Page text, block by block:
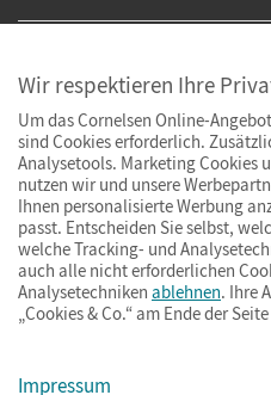
© Cornelsen Verlag 2026
ImpressumAGBDatenschutz
Wir respektieren Ihre
Um das Cornelsen Online-
sind Cookies erforderlich.
Analysetools. Marketing Cookies
nutzen wir und unsere
Ihnen personalisierte Werbung
passt. Entscheiden Sie selbst,
welche Tracking- und
auch alle nicht erforderlichen
Analysetechniken ablehnen. Ihre
„Cookies & Co.“ am Ende der
Impressum